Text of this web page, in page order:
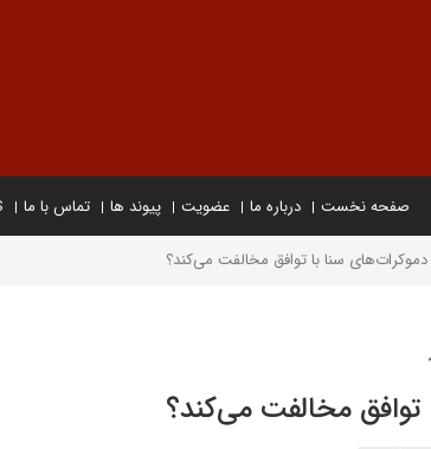
صفحه نخست درباره ما عضویت پیوند ها تماس با ما
دموکرات‌های سنا با توافق مخالفت می‌کند؟
توافق مخالفت می‌کند؟